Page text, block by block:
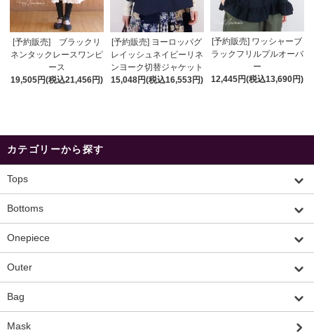
[予約販売] ブラックリ
ネンタックレースワンピ
ース
19,505円(税込21,456円)
[予約販売] ヨーロッパグ
レイッシュネイビーリネ
ンヨーク切替ジャケット
15,048円(税込16,553円)
[予約販売] ワッシャーブ
ラックフリルプルオーバ
ー
12,445円(税込13,690円)
カテゴリーから探す
Tops
Bottoms
Onepiece
Outer
Bag
Mask